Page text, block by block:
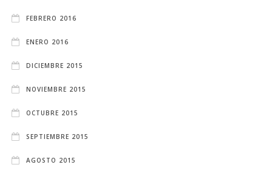
FEBRERO 2016
ENERO 2016
DICIEMBRE 2015
NOVIEMBRE 2015
OCTUBRE 2015
SEPTIEMBRE 2015
AGOSTO 2015